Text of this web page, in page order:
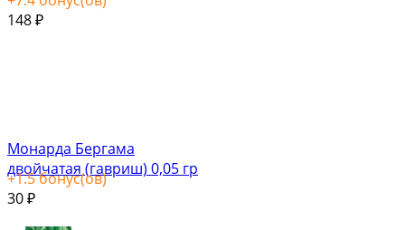
148 ₽
Монарда Бергама
двойчатая (гавриш) 0,05 гр
+1.5бонус(ов)
30 ₽